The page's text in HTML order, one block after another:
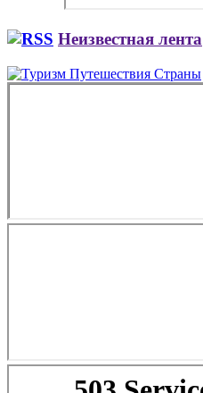
Неизвестная лента